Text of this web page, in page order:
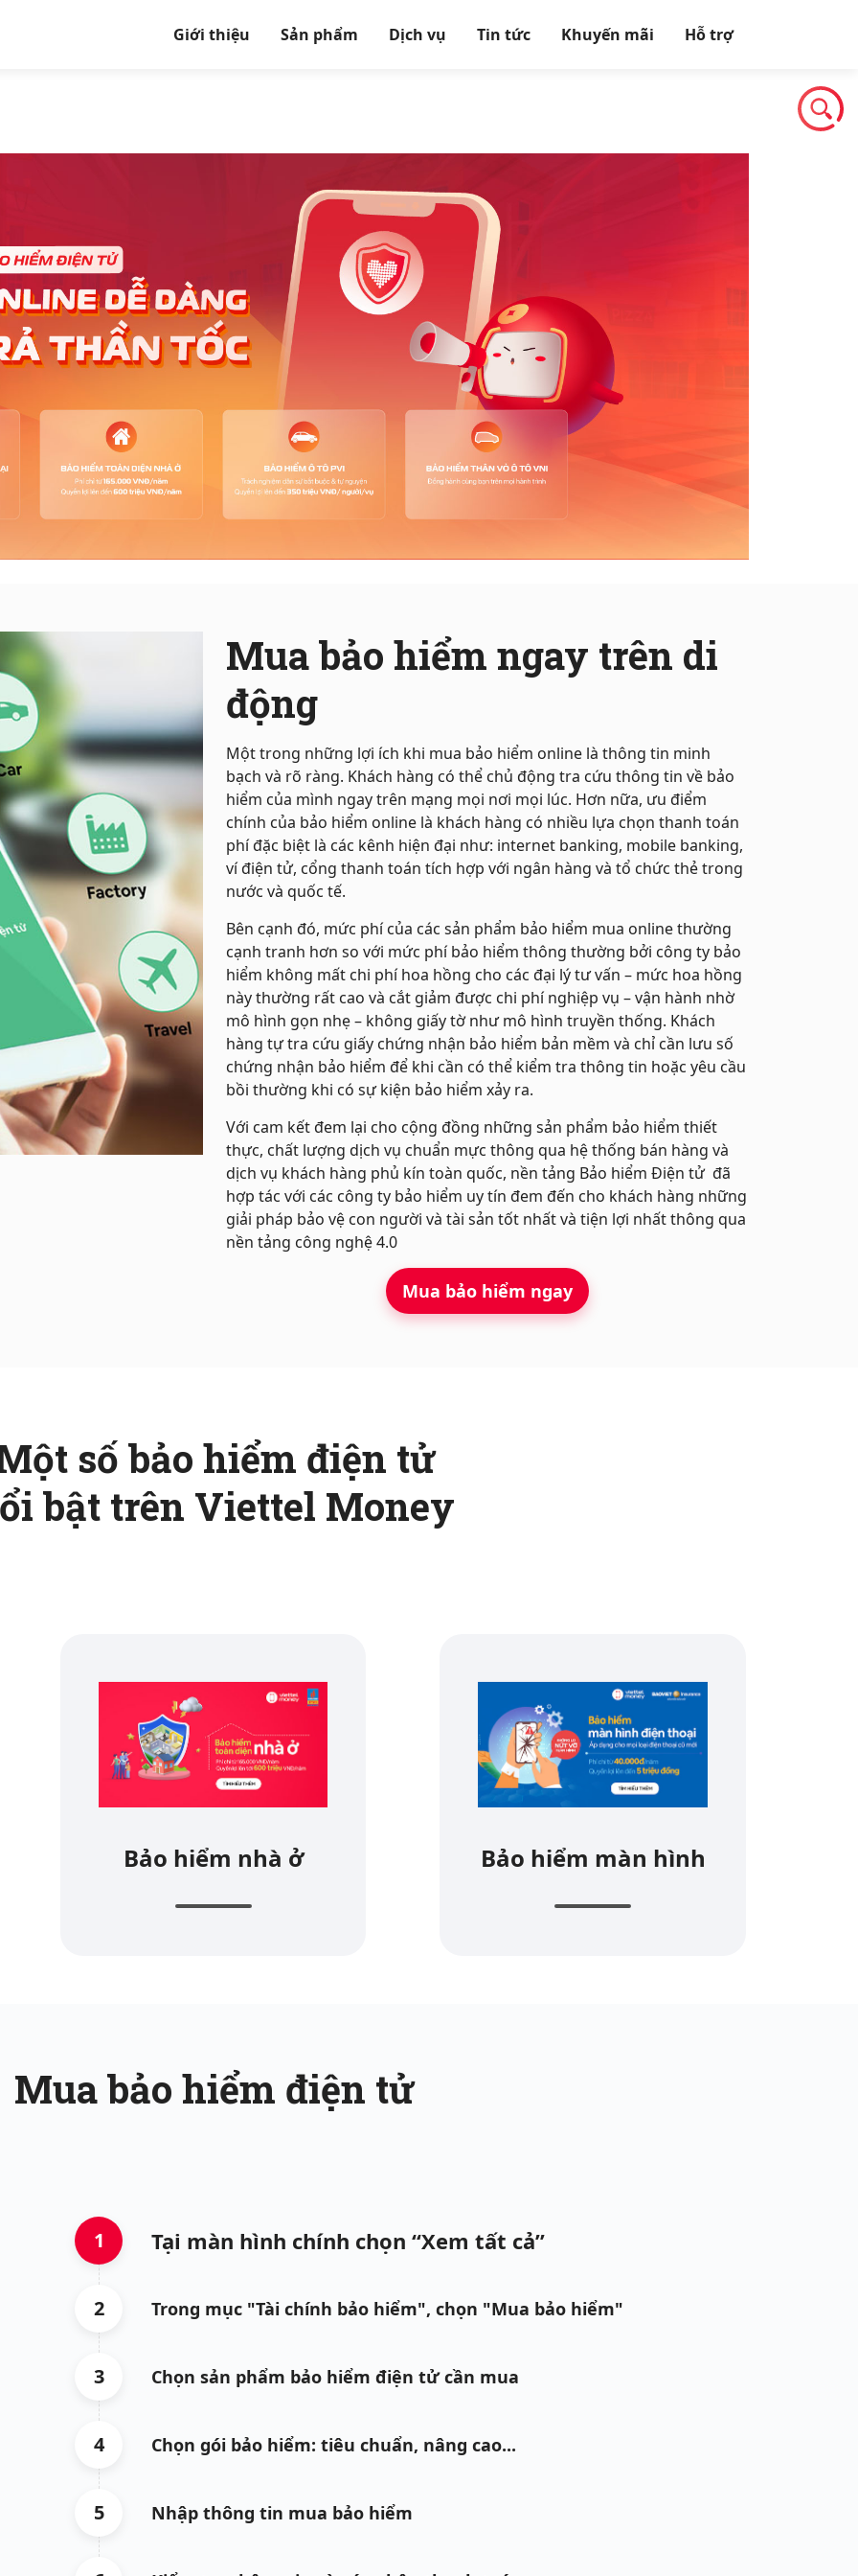
Giới thiệu Sản phẩm Dịch vụ Tin tức Khuyến mãi Hỗ trợ
Mua bảo hiểm ngay trên di
động
Một trong những lợi ích khi mua bảo hiểm online là thông tin minh
bạch và rõ ràng. Khách hàng có thể chủ động tra cứu thông tin về bảo
hiểm của mình ngay trên mạng mọi nơi mọi lúc. Hơn nữa, ưu điểm
chính của bảo hiểm online là khách hàng có nhiều lựa chọn thanh toán
phí đặc biệt là các kênh hiện đại như: internet banking, mobile banking,
ví điện tử, cổng thanh toán tích hợp với ngân hàng và tổ chức thẻ trong
nước và quốc tế.
Bên cạnh đó, mức phí của các sản phẩm bảo hiểm mua online thường
cạnh tranh hơn so với mức phí bảo hiểm thông thường bởi công ty bảo
hiểm không mất chi phí hoa hồng cho các đại lý tư vấn – mức hoa hồng
này thường rất cao và cắt giảm được chi phí nghiệp vụ – vận hành nhờ
mô hình gọn nhẹ – không giấy tờ như mô hình truyền thống. Khách
hàng tự tra cứu giấy chứng nhận bảo hiểm bản mềm và chỉ cần lưu số
chứng nhận bảo hiểm để khi cần có thể kiểm tra thông tin hoặc yêu cầu
bồi thường khi có sự kiện bảo hiểm xảy ra.
Với cam kết đem lại cho cộng đồng những sản phẩm bảo hiểm thiết
thực, chất lượng dịch vụ chuẩn mực thông qua hệ thống bán hàng và
dịch vụ khách hàng phủ kín toàn quốc, nền tảng Bảo hiểm Điện tử đã
hợp tác với các công ty bảo hiểm uy tín đem đến cho khách hàng những
giải pháp bảo vệ con người và tài sản tốt nhất và tiện lợi nhất thông qua
nền tảng công nghệ 4.0
Mua bảo hiểm ngay
số bảo hiểm điện tử
bật trên Viettel Money
Bảo hiểm nhà ở Bảo hiểm màn hình
Mua bảo hiểm điện tử
1 Tại màn hình chính chọn “Xem tất cả”
2 Trong mục "Tài chính bảo hiểm", chọn "Mua bảo hiểm"
3 Chọn sản phẩm bảo hiểm điện tử cần mua
4 Chọn gói bảo hiểm: tiêu chuẩn, nâng cao...
5 Nhập thông tin mua bảo hiểm